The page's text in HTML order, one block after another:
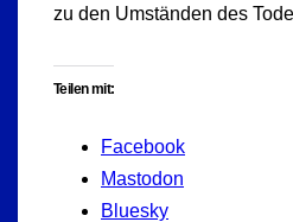
zu den Umständen des
Teilen mit:
Facebook
Mastodon
Bluesky